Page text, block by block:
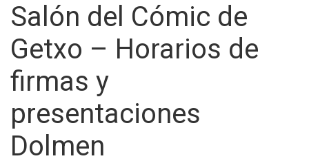
Salón del Cómic de
Getxo – Horarios de
firmas y
presentaciones
Dolmen